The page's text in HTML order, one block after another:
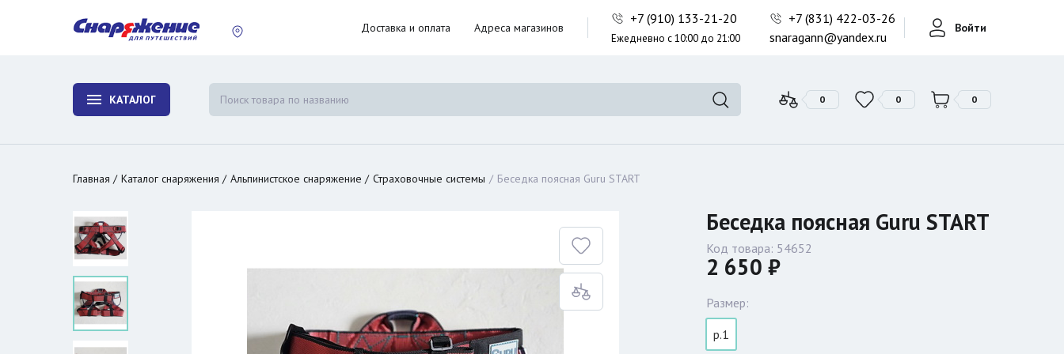
Доставка и оплата Адреса магазинов
+7 (910) 133-21-20
Ежедневно с 10:00 до 21:00
+7 (831) 422-03-26
snaragann@yandex.ru
Войти
КАТАЛОГ 0 0 0
Фонари поисковые
Фонари тактические
Главная Каталог снаряжения Альпинистское снаряжение Страховочные системы Беседка поясная Guru START
Беседка поясная Guru START
Код товара: 54652
2 650 ₽
Размер:
р.1